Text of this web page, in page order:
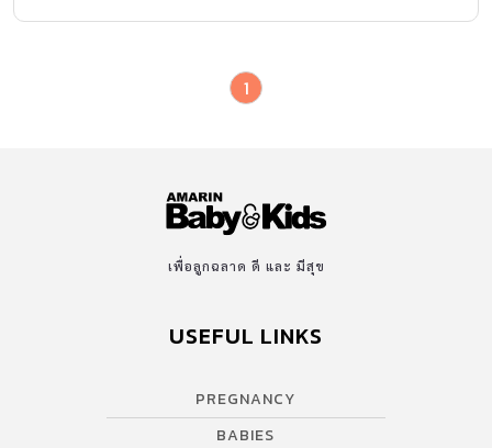
1
เพื่อลูกฉลาด ดี และ มีสุข
USEFUL LINKS
PREGNANCY
BABIES